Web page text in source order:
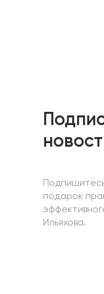
подарок
Ильяхова.